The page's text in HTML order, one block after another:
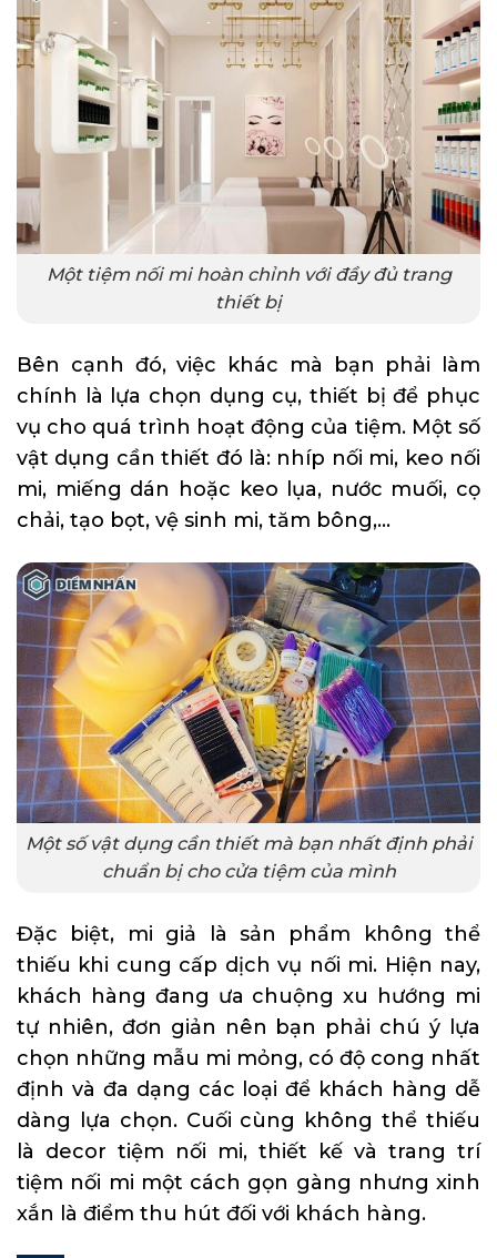
Một tiệm nối mi hoàn chỉnh với đầy đủ trang
thiết bị
Bên cạnh đó, việc khác mà bạn phải làm
chính là lựa chọn dụng cụ, thiết bị để phục
vụ cho quá trình hoạt động của tiệm. Một số
vật dụng cần thiết đó là: nhíp nối mi, keo nối
mi, miếng dán hoặc keo lụa, nước muối, cọ
chải, tạo bọt, vệ sinh mi, tăm bông,…
Một số vật dụng cần thiết mà bạn nhất định phải
chuẩn bị cho cửa tiệm của mình
Đặc biệt, mi giả là sản phẩm không thể
thiếu khi cung cấp dịch vụ nối mi. Hiện nay,
khách hàng đang ưa chuộng xu hướng mi
tự nhiên, đơn giản nên bạn phải chú ý lựa
chọn những mẫu mi mỏng, có độ cong nhất
định và đa dạng các loại để khách hàng dễ
dàng lựa chọn. Cuối cùng không thể thiếu
là decor tiệm nối mi, thiết kế và trang trí
tiệm nối mi một cách gọn gàng nhưng xinh
xắn là điểm thu hút đối với khách hàng.